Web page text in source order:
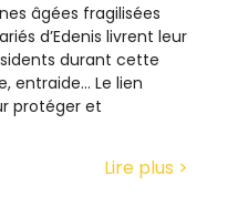
âgées fragilisées
d’Edenis livrent leur
durant cette
entraide… Le lien
protéger et
Lire plus >